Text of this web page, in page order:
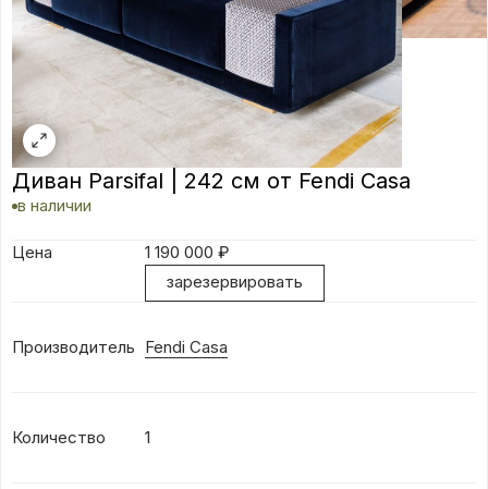
Диван Parsifal | 242 см от Fendi Casa
в наличии
Цена 1 190 000 ₽
зарезервировать
Производитель Fendi Casa
Количество 1